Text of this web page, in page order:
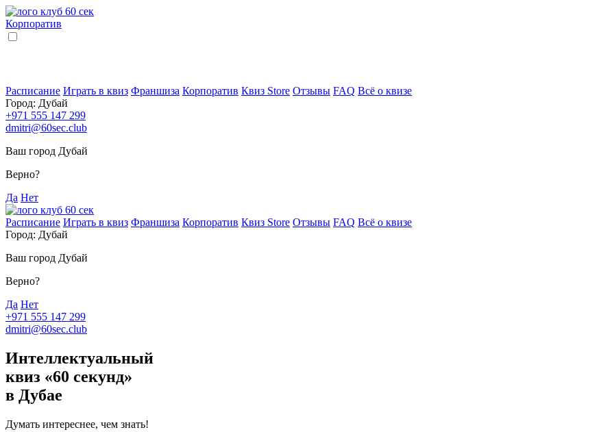
Корпоратив
Расписание Играть в квиз Франшиза Корпоратив Квиз Store Отзывы FAQ Всё о квизе
Город: Дубай
+971 555 147 299
dmitri@60sec.club
Ваш город Дубай
Верно?
Да Нет
Расписание Играть в квиз Франшиза Корпоратив Квиз Store Отзывы FAQ Всё о квизе
Город: Дубай
Ваш город Дубай
Верно?
Да Нет
+971 555 147 299
dmitri@60sec.club
Интеллектуальный
квиз «60 секунд»
в Дубае
Думать интереснее, чем знать!